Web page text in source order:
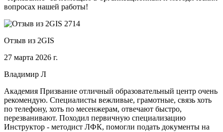
вопросах нашей работы!
Отзыв из 2GIS
27 марта 2026 г.
Владимир Л
Академия Призвание отличный образовательный центр очень
рекомендую. Специалисты вежливые, грамотные, связь хоть
по телефону, хоть по месенжерам, отвечают быстро,
перезванивают. Походил первичную специализацию
Инструктор - методист ЛФК, помогли подать документы на